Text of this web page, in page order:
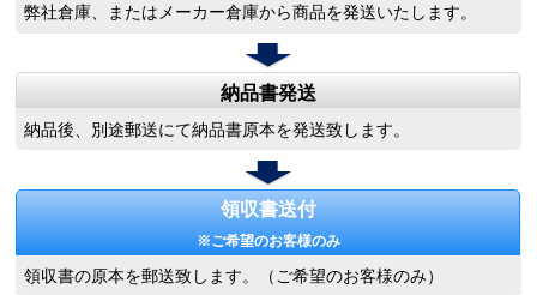
弊社倉庫、またはメーカー倉庫から商品を発送いたします。
納品書発送
納品後、別途郵送にて納品書原本を発送致します。
領収書送付
※ご希望のお客様のみ
領収書の原本を郵送致します。（ご希望のお客様のみ）